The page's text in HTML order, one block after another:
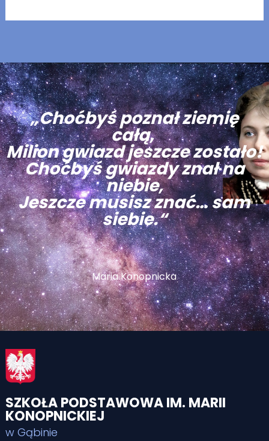
„Choćbyś poznał ziemię
całą,
Milion gwiazd jeszcze zostało!
Choćbyś gwiazdy znał na
niebie,
Jeszcze musisz znać… sam
siebie.“
Maria Konopnicka
SZKOŁA PODSTAWOWA IM. MARII
KONOPNICKIEJ
w Gąbinie